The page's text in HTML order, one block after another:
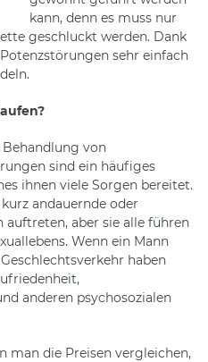
kann, denn es muss nur
geschluckt werden. Dank
sehr einfach
Behandlung von
sind ein häufiges
ihnen viele Sorgen bereitet.
andauernde oder
aber sie alle führen
Wenn ein Mann
haben
anderen psychosozialen
man die Preisen vergleichen,